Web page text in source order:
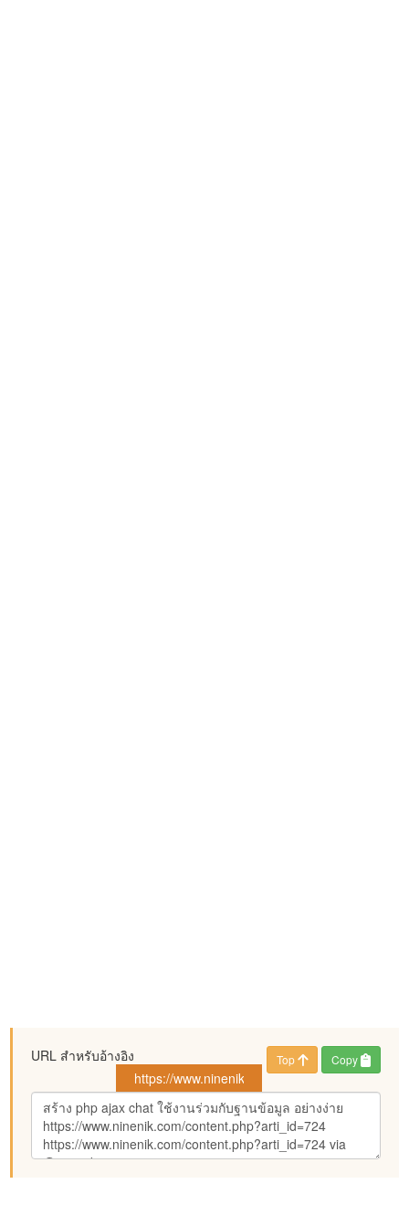
URL สำหรับอ้างอิง Top Copy